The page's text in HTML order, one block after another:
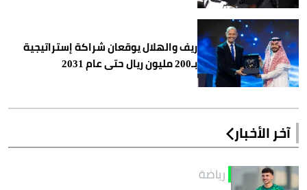
ريف والهلال يوقعان شراكة إستراتيجية
بـ200 مليون ريال حتى عام 2031
آخر الأخبار
رياضة